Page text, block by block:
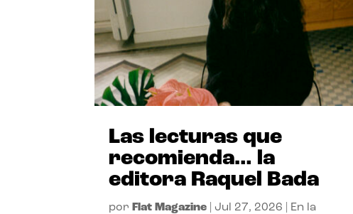
Las lecturas que
recomienda… la
editora Raquel Bada
por Flat Magazine Jul 27, 2026
En la